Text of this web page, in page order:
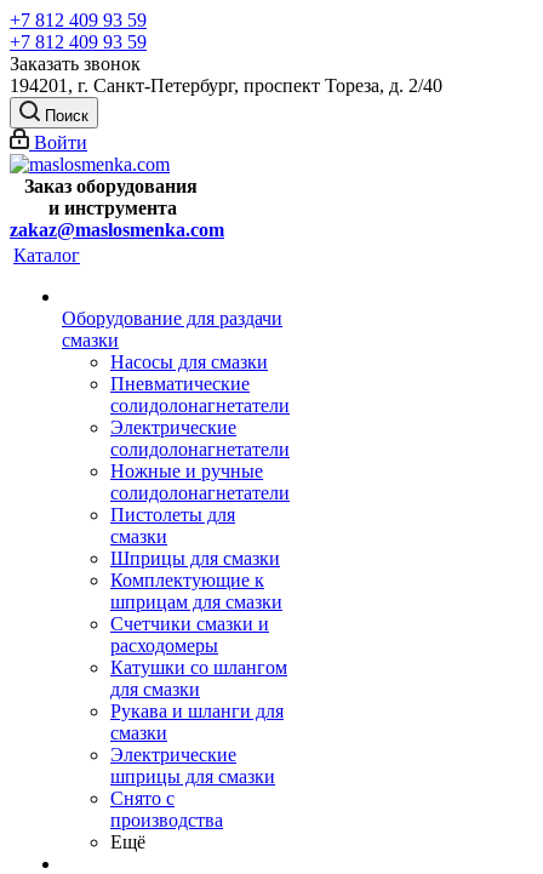
+7 812 409 93 59
+7 812 409 93 59
Заказать звонок
194201, г. Санкт-Петербург, проспект Тореза, д. 2/40
Поиск
Войти
Заказ оборудования
и инструмента
zakaz@maslosmenka.com
Каталог
Оборудование для раздачи
смазки
Насосы для смазки
Пневматические
солидолонагнетатели
Электрические
солидолонагнетатели
Ножные и ручные
солидолонагнетатели
Пистолеты для
смазки
Шприцы для смазки
Комплектующие к
шприцам для смазки
Счетчики смазки и
расходомеры
Катушки со шлангом
для смазки
Рукава и шланги для
смазки
Электрические
шприцы для смазки
Снято с
производства
Ещё